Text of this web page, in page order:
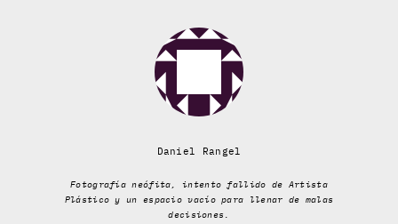
Daniel Rangel
Fotografía neófita, intento fallido de Artista
Plástico y un espacio vacío para llenar de malas
decisiones.